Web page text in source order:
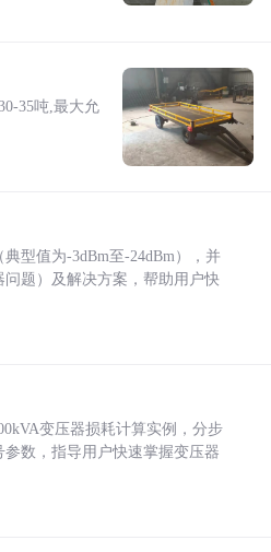
35吨,最大允
型值为-3dBm至-24dBm），并
题）及解决方案，帮助用户快
变压器损耗计算实例，分步
数，指导用户快速掌握变压器